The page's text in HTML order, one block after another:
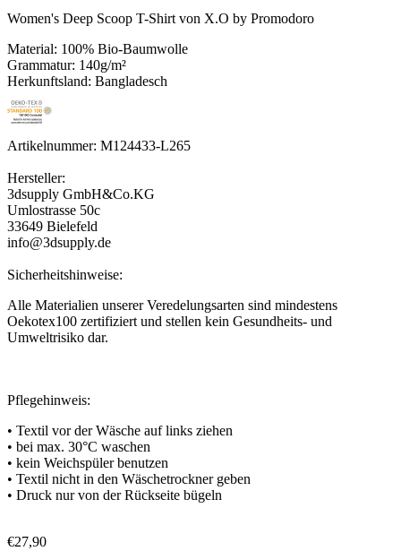
Women's Deep Scoop T-Shirt von X.O by Promodoro
Material: 100% Bio-Baumwolle
Grammatur: 140g/m²
Herkunftsland: Bangladesch
Artikelnummer: M124433-L265
Hersteller:
3dsupply GmbH&Co.KG
Umlostrasse 50c
33649 Bielefeld
info@3dsupply.de
Sicherheitshinweise:
Alle Materialien unserer Veredelungsarten sind mindestens
Oekotex100 zertifiziert und stellen kein Gesundheits- und
Umweltrisiko dar.
Pflegehinweis:
• Textil vor der Wäsche auf links ziehen
• bei max. 30°C waschen
• kein Weichspüler benutzen
• Textil nicht in den Wäschetrockner geben
• Druck nur von der Rückseite bügeln
€27,90